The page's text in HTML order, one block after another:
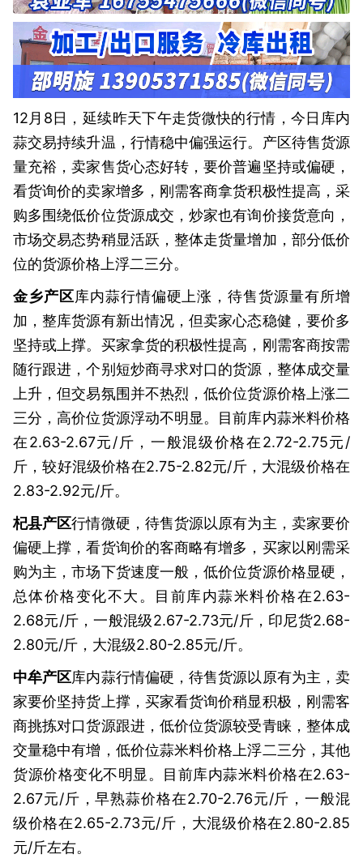
12月8日，延续昨天下午走货微快的行情，今日库内
蒜交易持续升温，行情稳中偏强运行。产区待售货源
量充裕，卖家售货心态好转，要价普遍坚持或偏硬，
看货询价的卖家增多，刚需客商拿货积极性提高，采
购多围绕低价位货源成交，炒家也有询价接货意向，
市场交易态势稍显活跃，整体走货量增加，部分低价
位的货源价格上浮二三分。
金乡产区库内蒜行情偏硬上涨，待售货源量有所增
加，整库货源有新出情况，但卖家心态稳健，要价多
坚持或上撑。买家拿货的积极性提高，刚需客商按需
随行跟进，个别短炒商寻求对口的货源，整体成交量
上升，但交易氛围并不热烈，低价位货源价格上涨二
三分，高价位货源浮动不明显。目前库内蒜米料价格
在2.63-2.67元/斤，一般混级价格在2.72-2.75元/
斤，较好混级价格在2.75-2.82元/斤，大混级价格在
2.83-2.92元/斤。
杞县产区行情微硬，待售货源以原有为主，卖家要价
偏硬上撑，看货询价的客商略有增多，买家以刚需采
购为主，市场下货速度一般，低价位货源价格显硬，
总体价格变化不大。目前库内蒜米料价格在2.63-
2.68元/斤，一般混级2.67-2.73元/斤，印尼货2.68-
2.80元/斤，大混级2.80-2.85元/斤。
中牟产区库内蒜行情偏硬，待售货源以原有为主，卖
家要价坚持货上撑，买家看货询价稍显积极，刚需客
商挑拣对口货源跟进，低价位货源较受青睐，整体成
交量稳中有增，低价位蒜米料价格上浮二三分，其他
货源价格变化不明显。目前库内蒜米料价格在2.63-
2.67元/斤，早熟蒜价格在2.70-2.76元/斤，一般混
级价格在2.65-2.73元/斤，大混级价格在2.80-2.85
元/斤左右。